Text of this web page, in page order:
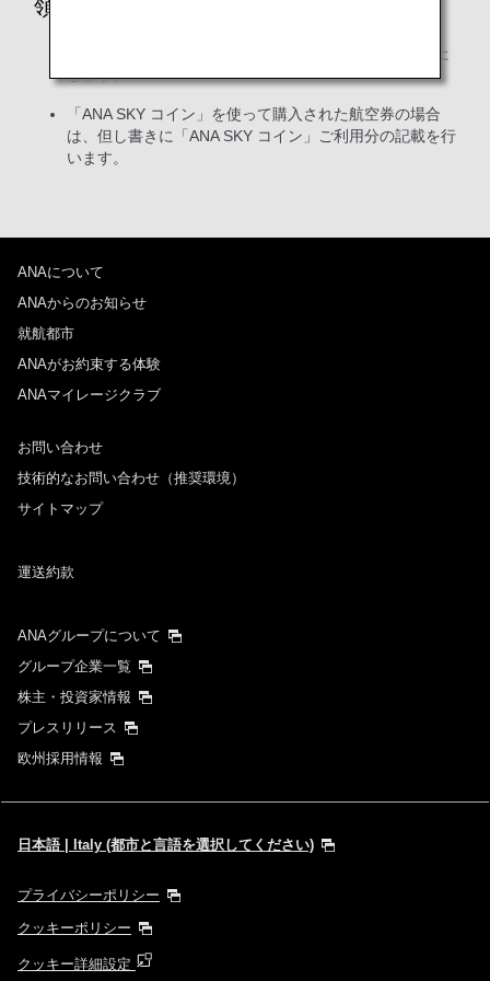
領収書申請フォームご利用時のご注意
払い戻し後の場合には、取消手数料の領収書を発行いた
します。
「ANA SKY コイン」を使って購入された航空券の場合
は、但し書きに「ANA SKY コイン」ご利用分の記載を行
います。
ANAについて
ANAからのお知らせ
就航都市
ANAがお約束する体験
ANAマイレージクラブ
お問い合わせ
技術的なお問い合わせ（推奨環境）
サイトマップ
運送約款
ANAグループについて
グループ企業一覧
株主・投資家情報
プレスリリース
欧州採用情報
日本語 | Italy (都市と言語を選択してください)
プライバシーポリシー
クッキーポリシー
クッキー詳細設定